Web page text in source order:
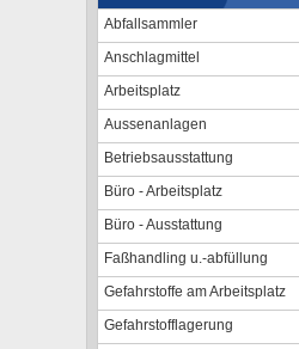
Abfallsammler
Anschlagmittel
Arbeitsplatz
Aussenanlagen
Betriebsausstattung
Büro - Arbeitsplatz
Büro - Ausstattung
Faßhandling u.-abfüllung
Gefahrstoffe am Arbeitsplatz
Gefahrstofflagerung